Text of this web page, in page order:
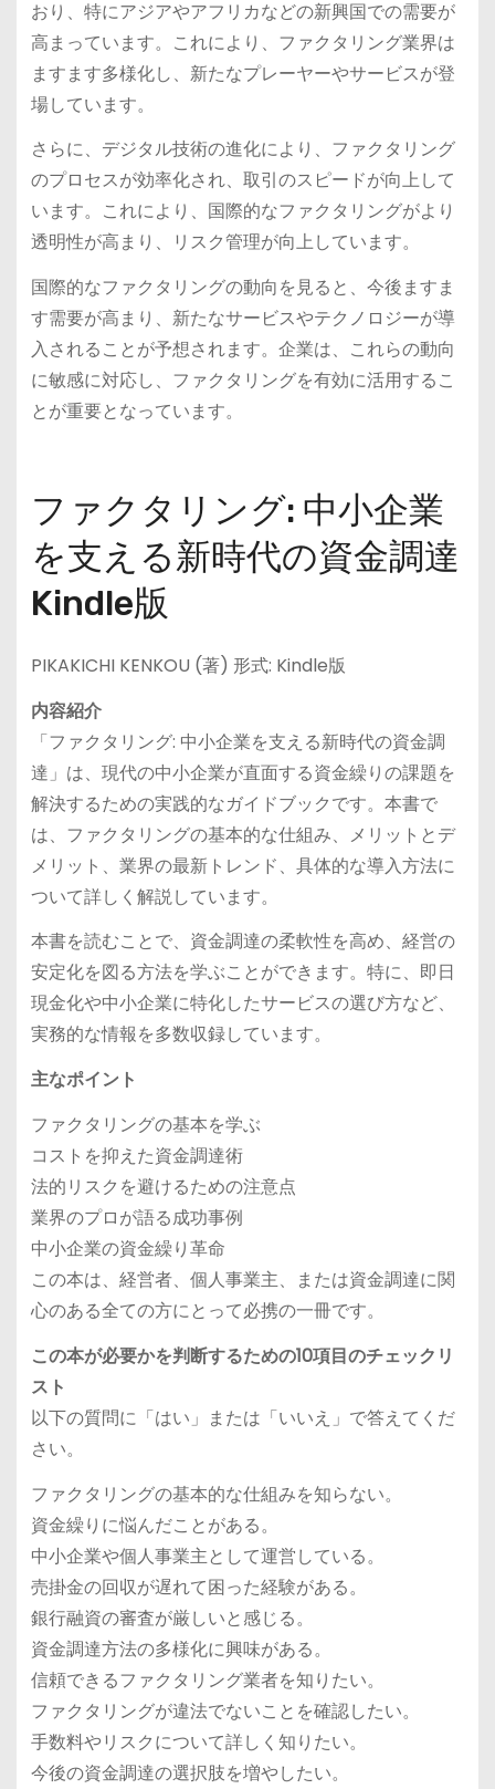
おり、特にアジアやアフリカなどの新興国での需要が
高まっています。これにより、ファクタリング業界は
ますます多様化し、新たなプレーヤーやサービスが登
場しています。
さらに、デジタル技術の進化により、ファクタリング
のプロセスが効率化され、取引のスピードが向上して
います。これにより、国際的なファクタリングがより
透明性が高まり、リスク管理が向上しています。
国際的なファクタリングの動向を見ると、今後ますま
す需要が高まり、新たなサービスやテクノロジーが導
入されることが予想されます。企業は、これらの動向
に敏感に対応し、ファクタリングを有効に活用するこ
とが重要となっています。
ファクタリング: 中小企業
を支える新時代の資金調達
Kindle版
PIKAKICHI KENKOU (著) 形式: Kindle版
内容紹介
「ファクタリング: 中小企業を支える新時代の資金調
達」は、現代の中小企業が直面する資金繰りの課題を
解決するための実践的なガイドブックです。本書で
は、ファクタリングの基本的な仕組み、メリットとデ
メリット、業界の最新トレンド、具体的な導入方法に
ついて詳しく解説しています。
本書を読むことで、資金調達の柔軟性を高め、経営の
安定化を図る方法を学ぶことができます。特に、即日
現金化や中小企業に特化したサービスの選び方など、
実務的な情報を多数収録しています。
主なポイント
ファクタリングの基本を学ぶ
コストを抑えた資金調達術
法的リスクを避けるための注意点
業界のプロが語る成功事例
中小企業の資金繰り革命
この本は、経営者、個人事業主、または資金調達に関
心のある全ての方にとって必携の一冊です。
この本が必要かを判断するための10項目のチェックリ
スト
以下の質問に「はい」または「いいえ」で答えてくだ
さい。
ファクタリングの基本的な仕組みを知らない。
資金繰りに悩んだことがある。
中小企業や個人事業主として運営している。
売掛金の回収が遅れて困った経験がある。
銀行融資の審査が厳しいと感じる。
資金調達方法の多様化に興味がある。
信頼できるファクタリング業者を知りたい。
ファクタリングが違法でないことを確認したい。
手数料やリスクについて詳しく知りたい。
今後の資金調達の選択肢を増やしたい。